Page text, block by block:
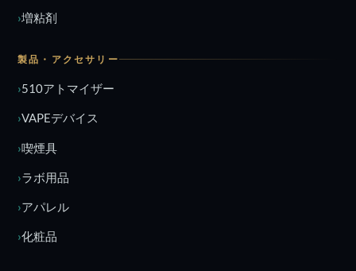
増粘剤
製品・アクセサリー
510アトマイザー
VAPEデバイス
喫煙具
ラボ用品
アパレル
化粧品